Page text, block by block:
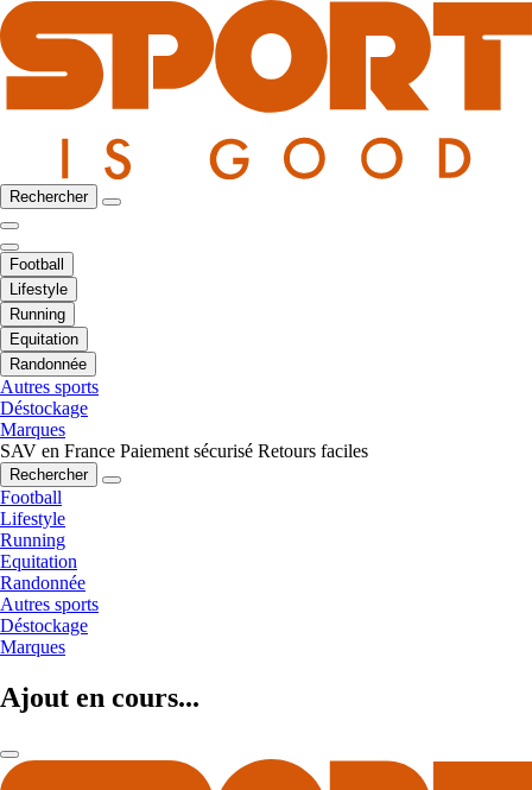
Rechercher
Football
Lifestyle
Running
Equitation
Randonnée
Autres sports
Déstockage
Marques
SAV en France Paiement sécurisé Retours faciles
Rechercher
Football
Lifestyle
Running
Equitation
Randonnée
Autres sports
Déstockage
Marques
Ajout en cours...